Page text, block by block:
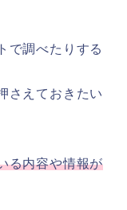
で調べたりする
さえておきたい
る内容や情報が